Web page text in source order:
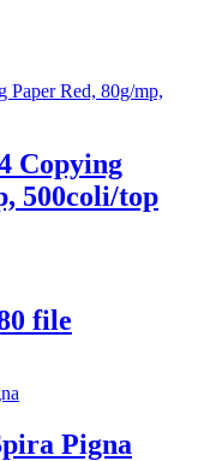
Copying
500coli/top
file
Pigna